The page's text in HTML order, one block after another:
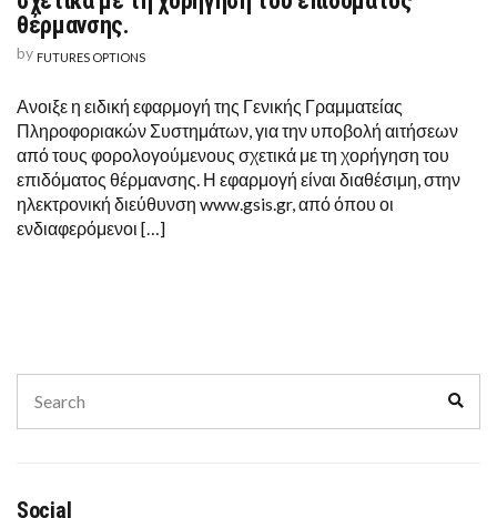
θέρμανσης.
by FUTURES OPTIONS
Ανοιξε η ειδική εφαρμογή της Γενικής Γραμματείας
Πληροφοριακών Συστημάτων, για την υποβολή αιτήσεων
από τους φορολογούμενους σχετικά με τη χορήγηση του
επιδόματος θέρμανσης. Η εφαρμογή είναι διαθέσιμη, στην
ηλεκτρονική διεύθυνση www.gsis.gr, από όπου οι
ενδιαφερόμενοι […]
for:
Social